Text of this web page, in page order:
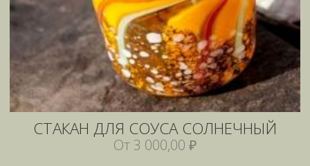
СТАКАН ДЛЯ СОУСА СОЛНЕЧНЫЙ
От 3 000,00 ₽